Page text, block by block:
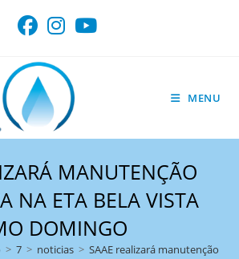
MENU
MANUTENÇÃO
NA ETA BELA VISTA
DOMINGO
> 7 > noticias > SAAE realizará manutenção